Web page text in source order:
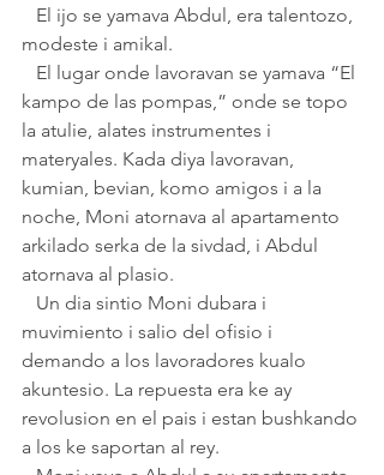
modeste i amikal.
kampo de las pompas,” onde se topo
la atulie, alates instrumentes i
materyales. Kada diya lavoravan,
kumian, bevian, komo amigos i a la
noche, Moni atornava al apartamento
arkilado serka de la sivdad, i Abdul
atornava al plasio.
muvimiento i salio del ofisio i
demando a los lavoradores kualo
akuntesio. La repuesta era ke ay
revolusion en el pais i estan bushkando
a los ke saportan al rey.